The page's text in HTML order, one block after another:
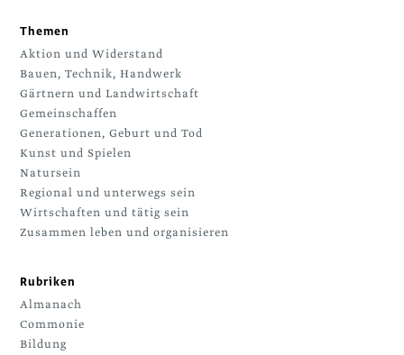
Themen
Aktion und Widerstand
Bauen, Technik, Handwerk
Gärtnern und Landwirtschaft
Gemeinschaffen
Generationen, Geburt und Tod
Kunst und Spielen
Natursein
Regional und unterwegs sein
Wirtschaften und tätig sein
Zusammen leben und organisieren
Rubriken
Almanach
Commonie
Bildung